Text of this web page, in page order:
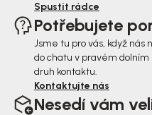
Spustit rádce
Potřebujete
Jsme tu pro vás, když
do chatu v pravém
druh kontaktu.
Kontaktujte nás
Nesedí vám